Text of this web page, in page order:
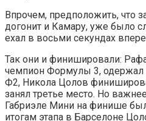
Впрочем, предположить, что
догонит и Камару, уже было
ехал в восьми секундах
Так они и финишировали:
чемпион Формулы 3,
Ф2, Никола Цолов
занял третье место. Но
Габриэле Мини на финише
итогам этапа в Барселоне